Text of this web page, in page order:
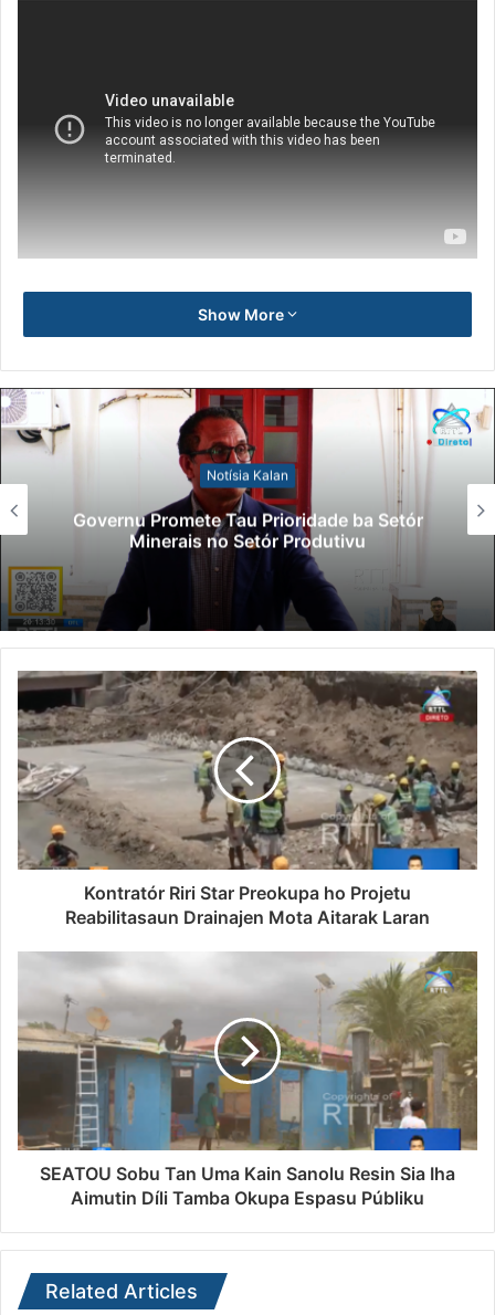
Show More
Notísia Kalan
Governu Promete Tau Prioridade ba Setór
Minerais no Setór Produtivu
Kontratór Riri Star Preokupa ho Projetu
Reabilitasaun Drainajen Mota Aitarak Laran
SEATOU Sobu Tan Uma Kain Sanolu Resin Sia Iha
Aimutin Díli Tamba Okupa Espasu Públiku
Related Articles